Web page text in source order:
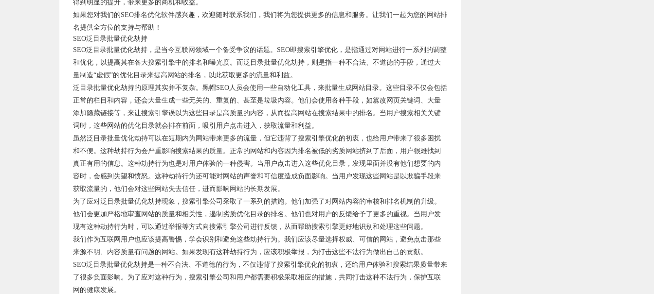
得到明显的提升，带来更多的商机和收益。
如果您对我们的SEO排名优化软件感兴趣，欢迎随时联系我们，我们将为您提供更多的信息和服务。让我们一起为您的网站排
名提供全方位的支持与帮助！
SEO泛目录批量优化劫持
SEO泛目录批量优化劫持，是当今互联网领域一个备受争议的话题。SEO即搜索引擎优化，是指通过对网站进行一系列的调整
和优化，以提高其在各大搜索引擎中的排名和曝光度。而泛目录批量优化劫持，则是指一种不合法、不道德的手段，通过大
量制造“虚假”的优化目录来提高网站的排名，以此获取更多的流量和利益。
泛目录批量优化劫持的原理其实并不复杂。黑帽SEO人员会使用一些自动化工具，来批量生成网站目录。这些目录不仅会包括
正常的栏目和内容，还会大量生成一些无关的、重复的、甚至是垃圾内容。他们会使用各种手段，如篡改网页关键词、大量
添加隐藏链接等，来让搜索引擎误以为这些目录是高质量的内容，从而提高网站在搜索结果中的排名。当用户搜索相关关键
词时，这些网站的优化目录就会排在前面，吸引用户点击进入，获取流量和利益。
虽然泛目录批量优化劫持可以在短期内为网站带来更多的流量，但它违背了搜索引擎优化的初衷，也给用户带来了很多困扰
和不便。这种劫持行为会严重影响搜索结果的质量。正常的网站和内容因为排名被低的劣质网站挤到了后面，用户很难找到
真正有用的信息。这种劫持行为也是对用户体验的一种侵害。当用户点击进入这些优化目录，发现里面并没有他们想要的内
容时，会感到失望和愤怒。这种劫持行为还可能对网站的声誉和可信度造成负面影响。当用户发现这些网站是以欺骗手段来
获取流量的，他们会对这些网站失去信任，进而影响网站的长期发展。
为了应对泛目录批量优化劫持现象，搜索引擎公司采取了一系列的措施。他们加强了对网站内容的审核和排名机制的升级。
他们会更加严格地审查网站的质量和相关性，遏制劣质优化目录的排名。他们也对用户的反馈给予了更多的重视。当用户发
现有这种劫持行为时，可以通过举报等方式向搜索引擎公司进行反馈，从而帮助搜索引擎更好地识别和处理这些问题。
我们作为互联网用户也应该提高警惕，学会识别和避免这些劫持行为。我们应该尽量选择权威、可信的网站，避免点击那些
来源不明、内容质量有问题的网站。如果发现有这种劫持行为，应该积极举报，为打击这些不法行为做出自己的贡献。
SEO泛目录批量优化劫持是一种不合法、不道德的行为，不仅违背了搜索引擎优化的初衷，还给用户体验和搜索结果质量带来
了很多负面影响。为了应对这种行为，搜索引擎公司和用户都需要积极采取相应的措施，共同打击这种不法行为，保护互联
网的健康发展。